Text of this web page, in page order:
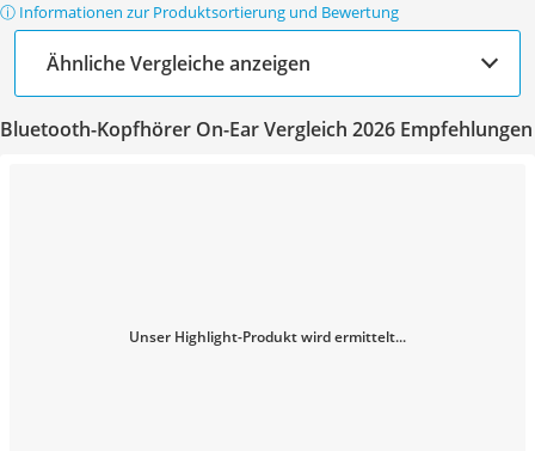
ⓘ Informationen zur Produktsortierung und Bewertung
Ähnliche Vergleiche anzeigen
Bluetooth-Kopfhörer On-Ear Vergleich 2026 Empfehlungen
Unser Highlight-Produkt wird ermittelt...